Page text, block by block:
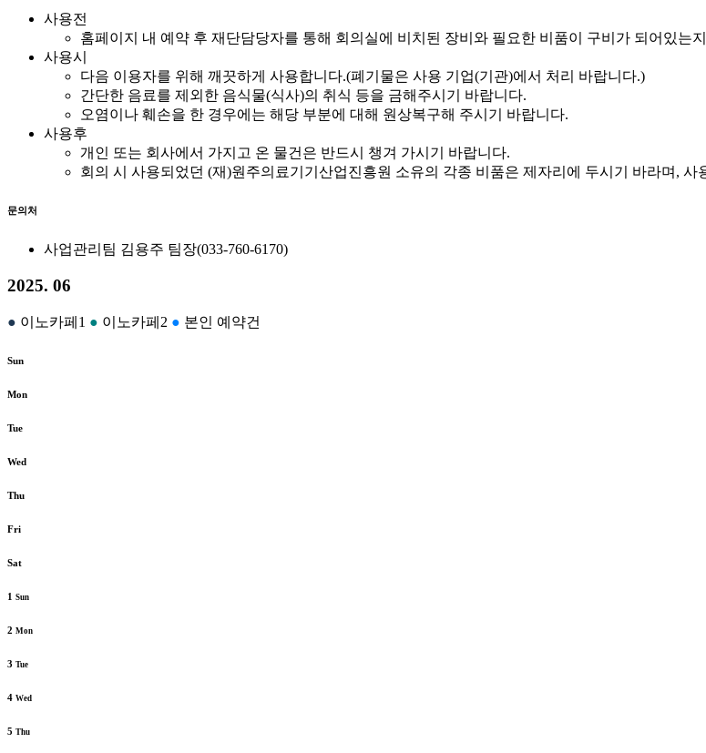
사용전
홈페이지 내 예약 후 재단담당자를 통해 회의실에 비치된 장비와 필요한 비품이 구비가 되어있는
사용시
다음 이용자를 위해 깨끗하게 사용합니다.(폐기물은 사용 기업(기관)에서 처리 바랍니다.)
간단한 음료를 제외한 음식물(식사)의 취식 등을 금해주시기 바랍니다.
오염이나 훼손을 한 경우에는 해당 부분에 대해 원상복구해 주시기 바랍니다.
사용후
개인 또는 회사에서 가지고 온 물건은 반드시 챙겨 가시기 바랍니다.
회의 시 사용되었던 (재)원주의료기기산업진흥원 소유의 각종 비품은 제자리에 두시기 바라며,
문의처
사업관리팀 김용주 팀장(033-760-6170)
2025. 06
● 이노카페1 ● 이노카페2 ● 본인 예약건
Sun
Mon
Tue
Wed
Thu
Fri
Sat
1 Sun
2 Mon
3 Tue
4 Wed
5 Thu